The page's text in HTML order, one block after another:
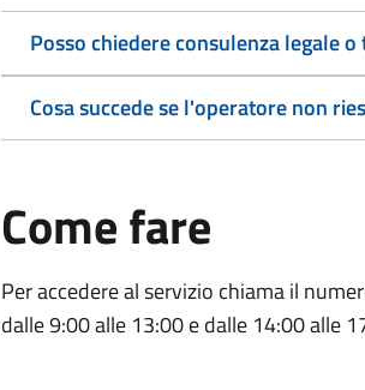
Posso chiedere consulenza legale
Cosa succede se l'operatore non
Come fare
Per accedere al servizio chiama il
dalle 9:00 alle 13:00 e dalle 14:00 alle